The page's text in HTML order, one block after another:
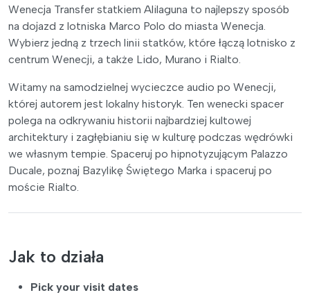
Wenecja Transfer statkiem Alilaguna to najlepszy sposób
na dojazd z lotniska Marco Polo do miasta Wenecja.
Wybierz jedną z trzech linii statków, które łączą lotnisko z
centrum Wenecji, a także Lido, Murano i Rialto.
Witamy na samodzielnej wycieczce audio po Wenecji,
której autorem jest lokalny historyk. Ten wenecki spacer
polega na odkrywaniu historii najbardziej kultowej
architektury i zagłębianiu się w kulturę podczas wędrówki
we własnym tempie. Spaceruj po hipnotyzującym Palazzo
Ducale, poznaj Bazylikę Świętego Marka i spaceruj po
moście Rialto.
Jak to działa
Pick your visit dates